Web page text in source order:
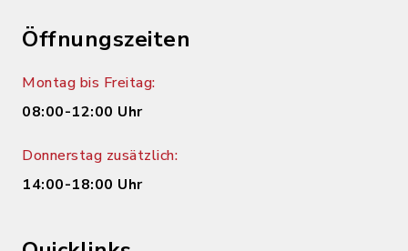
Öffnungszeiten
Montag bis Freitag:
08:00-12:00 Uhr
Donnerstag zusätzlich:
14:00-18:00 Uhr